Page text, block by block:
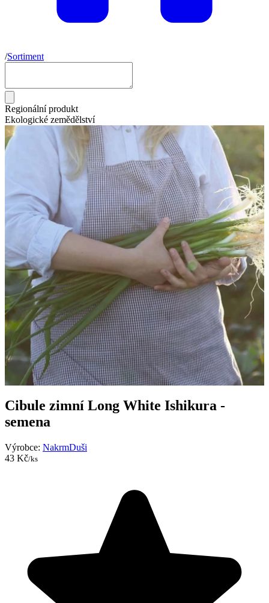
/Sortiment
Regionální produkt
Ekologické zemědělství
Cibule zimní Long White Ishikura -
semena
Výrobce: NakrmDuši
43 Kč/ks